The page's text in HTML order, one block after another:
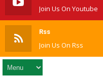
Join Us On Youtube
Rss
Join Us On Rss